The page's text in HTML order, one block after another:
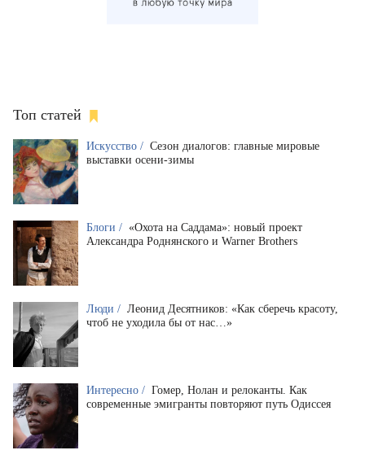
Топ статей
Искусство / Сезон диалогов: главные мировые
выставки осени-зимы
Блоги / «Охота на Саддама»: новый проект
Александра Роднянского и Warner Brothers
Люди / Леонид Десятников: «Как сберечь красоту,
чтоб не уходила бы от нас…»
Интересно / Гомер, Нолан и релоканты. Как
современные эмигранты повторяют путь Одиссея